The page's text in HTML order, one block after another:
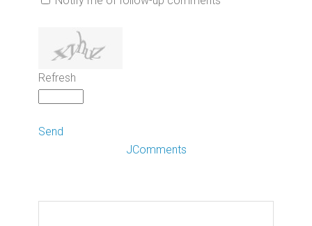
Refresh
Send
JComments